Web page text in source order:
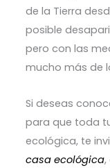
de la Tierra
posible
pero con las
mucho más de
Si deseas
para que toda
ecológica, te
casa ecológica,